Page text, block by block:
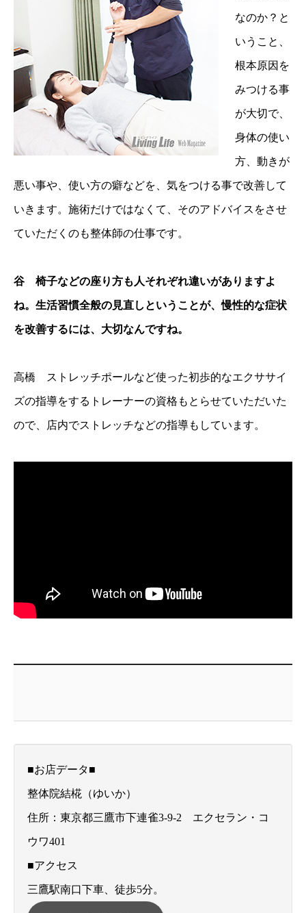
なのか？と
いうこと、
根本原因を
みつける事
が大切で、
身体の使い
方、動きが
悪い事や、使い方の癖などを、気をつける事で改善して
いきます。施術だけではなくて、そのアドバイスをさせ
ていただくのも整体師の仕事です。
谷 椅子などの座り方も人それぞれ違いがありますよ
ね。生活習慣全般の見直しということが、慢性的な症状
を改善するには、大切なんですね。
高橋 ストレッチポールなど使った初歩的なエクササイ
ズの指導をするトレーナーの資格もとらせていただいた
ので、店内でストレッチなどの指導もしています。
■お店データ■
整体院結椛（ゆいか）
住所：東京都三鷹市下連雀3-9-2 エクセラン・コ
ウワ401
■アクセス
三鷹駅南口下車、徒歩5分。